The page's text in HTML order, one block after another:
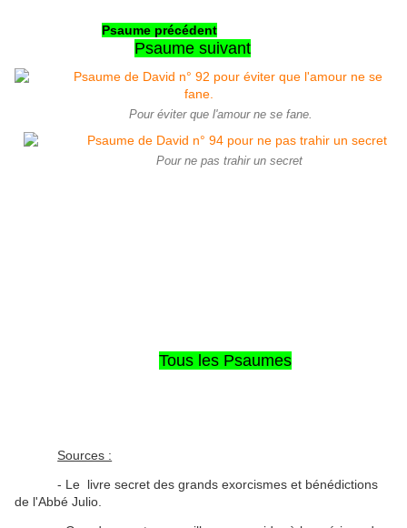
Psaume précédent
Psaume suivant
Pour éviter que l'amour ne se fane.
Pour ne pas trahir un secret
Tous les Psaumes
Sources :
- Le livre secret des grands exorcismes et bénédictions
de l'Abbé Julio.